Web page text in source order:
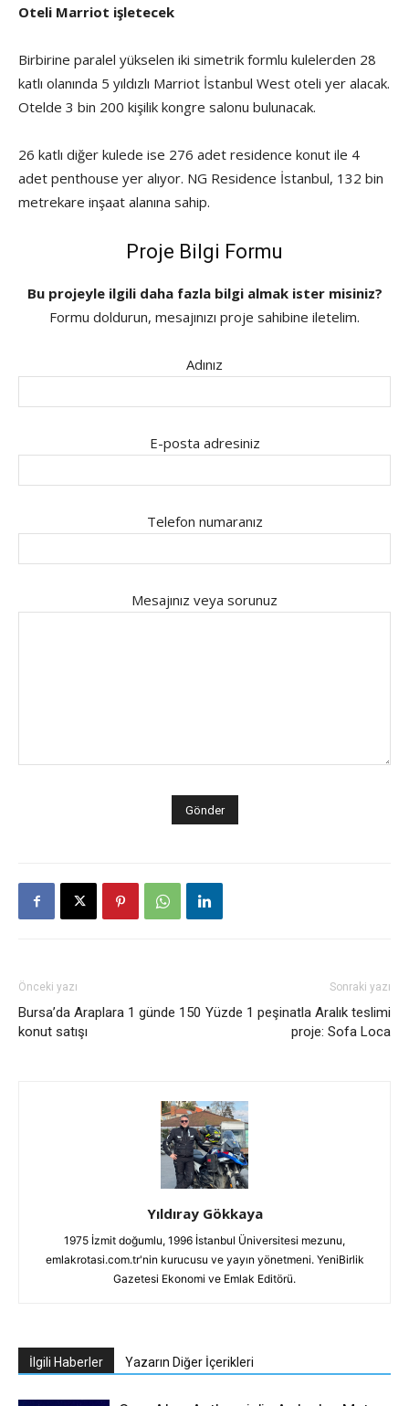
Oteli Marriot işletecek
Birbirine paralel yükselen iki simetrik formlu kulelerden 28
katlı olanında 5 yıldızlı Marriot İstanbul West oteli yer alacak.
Otelde 3 bin 200 kişilik kongre salonu bulunacak.
26 katlı diğer kulede ise 276 adet residence konut ile 4
adet penthouse yer alıyor. NG Residence İstanbul, 132 bin
metrekare inşaat alanına sahip.
Proje Bilgi Formu
Bu projeyle ilgili daha fazla bilgi almak ister misiniz?
Formu doldurun, mesajınızı proje sahibine iletelim.
Adınız
E-posta adresiniz
Telefon numaranız
Mesajınız veya sorunuz
Önceki yazı
Bursa’da Araplara 1 günde 150
konut satışı
Sonraki yazı
Yüzde 1 peşinatla Aralık teslimi
proje: Sofa Loca
Yıldıray Gökkaya
1975 İzmit doğumlu, 1996 İstanbul Üniversitesi mezunu,
emlakrotasi.com.tr'nin kurucusu ve yayın yönetmeni. YeniBirlik
Gazetesi Ekonomi ve Emlak Editörü.
İlgili Haberler Yazarın Diğer İçerikleri